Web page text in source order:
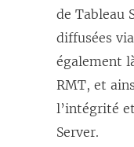
de Tableau
diffusées
également
RMT, et
l’intégrité
Server.